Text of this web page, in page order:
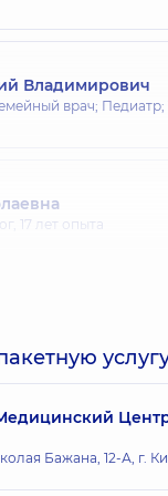
Владимирович
врач; Педиатр;
17 лет опыта
врач; Врач
Терапевт,
24 лет
Центр
Бажана, 12-А, г.